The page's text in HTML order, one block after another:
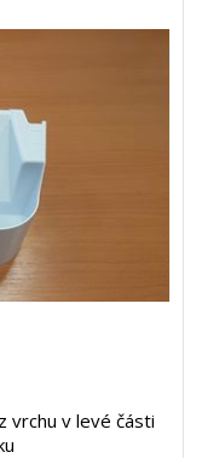
vrchu v levé části